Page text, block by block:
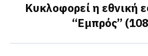
Next
post:
Κυκλοφορεί η εθνική
“Εμπρός”